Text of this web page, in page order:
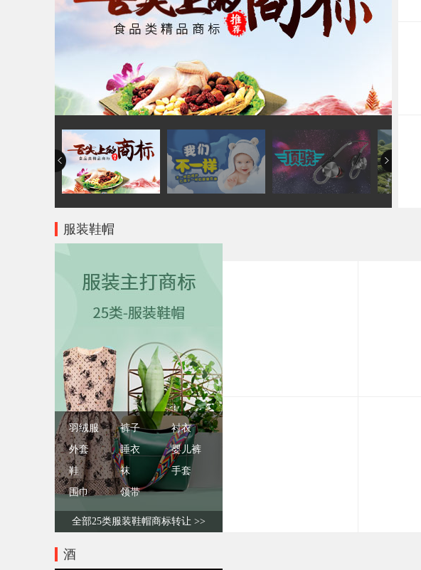
服装鞋帽
羽绒服 裤子
衬衣
外套
睡衣
婴儿裤
鞋
袜
手套
围巾
领带
全部25类服装鞋帽商标转让 >>
酒